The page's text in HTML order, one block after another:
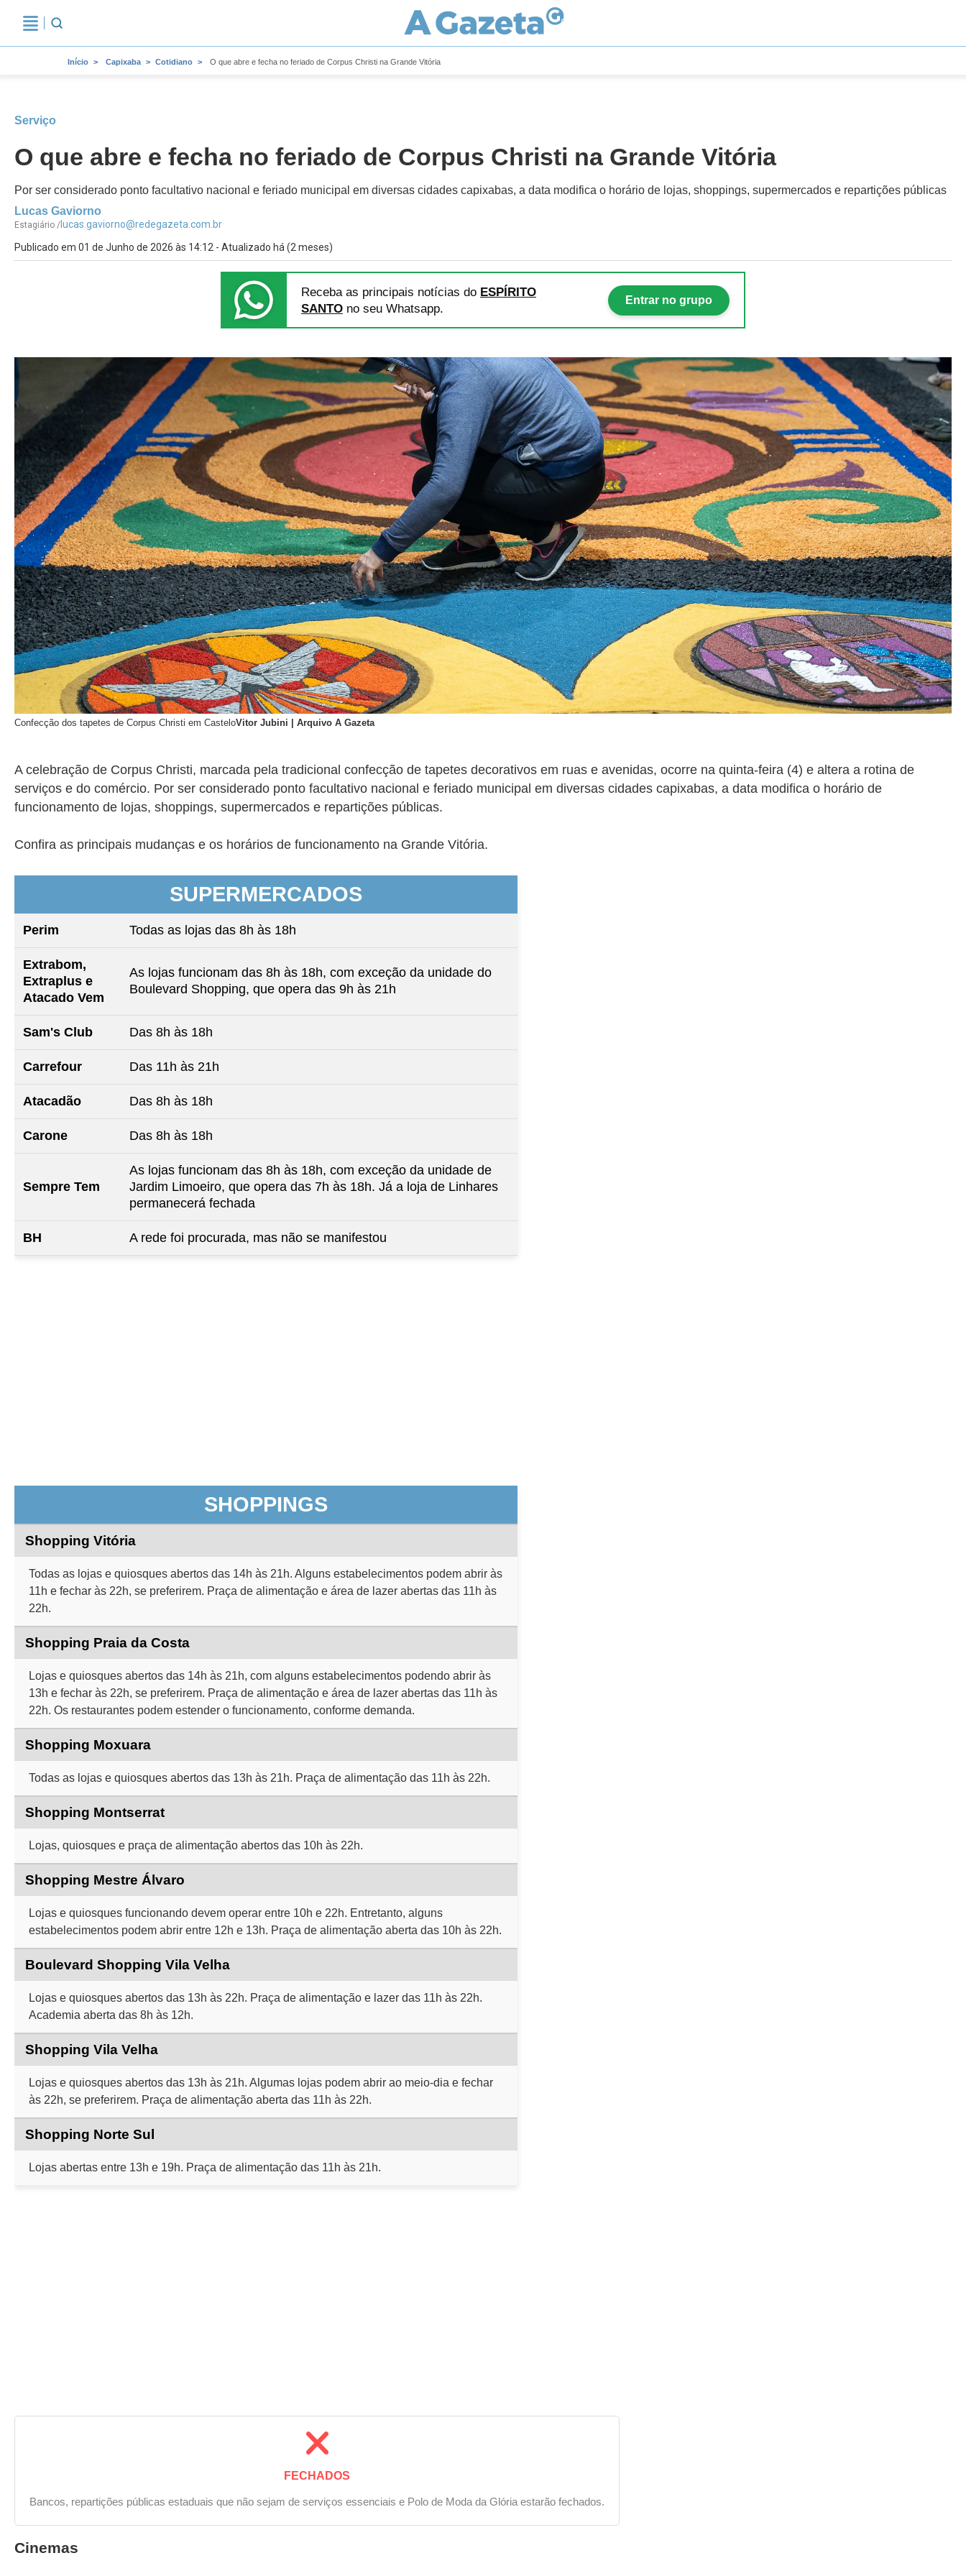
Início Capixaba Cotidiano O que abre e fecha no feriado de Corpus Christi na Grande Vitória
Serviço
O que abre e fecha no feriado de Corpus Christi na Grande Vitória
Por ser considerado ponto facultativo nacional e feriado municipal em diversas cidades capixabas, a data modifica o horário de lojas, shoppings, supermercados e repartições públicas
Lucas Gaviorno
Estagiário / lucas.gaviorno@redegazeta.com.br
Publicado em 01 de Junho de 2026 às 14:12 - Atualizado há (2 meses)
Receba as principais notícias do ESPÍRITO
SANTO no seu Whatsapp.
Entrar no grupo
Confecção dos tapetes de Corpus Christi em CasteloVitor Jubini | Arquivo A Gazeta
A celebração de Corpus Christi, marcada pela tradicional confecção de tapetes decorativos em ruas e avenidas, ocorre na quinta-feira (4) e altera a rotina de
serviços e do comércio. Por ser considerado ponto facultativo nacional e feriado municipal em diversas cidades capixabas, a data modifica o horário de
funcionamento de lojas, shoppings, supermercados e repartições públicas.
Confira as principais mudanças e os horários de funcionamento na Grande Vitória.
SUPERMERCADOS
Perim Todas as lojas das 8h às 18h
Extrabom,
Extraplus e
Atacado Vem
As lojas funcionam das 8h às 18h, com exceção da unidade do
Boulevard Shopping, que opera das 9h às 21h
Sam's Club Das 8h às 18h
Carrefour Das 11h às 21h
Atacadão Das 8h às 18h
Carone Das 8h às 18h
Sempre Tem
As lojas funcionam das 8h às 18h, com exceção da unidade de
Jardim Limoeiro, que opera das 7h às 18h. Já a loja de Linhares
permanecerá fechada
BH A rede foi procurada, mas não se manifestou
SHOPPINGS
Shopping Vitória
Todas as lojas e quiosques abertos das 14h às 21h. Alguns estabelecimentos podem abrir às
11h e fechar às 22h, se preferirem. Praça de alimentação e área de lazer abertas das 11h às
22h.
Shopping Praia da Costa
Lojas e quiosques abertos das 14h às 21h, com alguns estabelecimentos podendo abrir às
13h e fechar às 22h, se preferirem. Praça de alimentação e área de lazer abertas das 11h às
22h. Os restaurantes podem estender o funcionamento, conforme demanda.
Shopping Moxuara
Todas as lojas e quiosques abertos das 13h às 21h. Praça de alimentação das 11h às 22h.
Shopping Montserrat
Lojas, quiosques e praça de alimentação abertos das 10h às 22h.
Shopping Mestre Álvaro
Lojas e quiosques funcionando devem operar entre 10h e 22h. Entretanto, alguns
estabelecimentos podem abrir entre 12h e 13h. Praça de alimentação aberta das 10h às 22h.
Boulevard Shopping Vila Velha
Lojas e quiosques abertos das 13h às 22h. Praça de alimentação e lazer das 11h às 22h.
Academia aberta das 8h às 12h.
Shopping Vila Velha
Lojas e quiosques abertos das 13h às 21h. Algumas lojas podem abrir ao meio-dia e fechar
às 22h, se preferirem. Praça de alimentação aberta das 11h às 22h.
Shopping Norte Sul
Lojas abertas entre 13h e 19h. Praça de alimentação das 11h às 21h.
FECHADOS
Bancos, repartições públicas estaduais que não sejam de serviços essenciais e Polo de Moda da Glória estarão fechados.
Cinemas